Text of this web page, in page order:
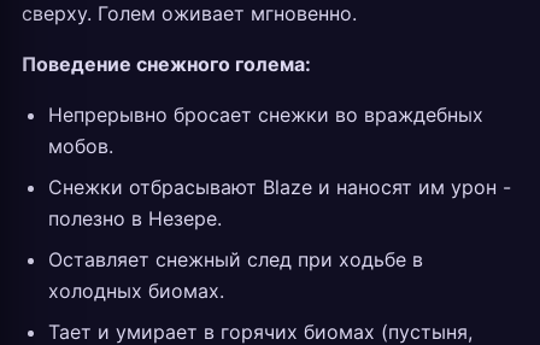
сверху. Голем оживает мгновенно.
Поведение снежного голема:
Непрерывно бросает снежки во враждебных
мобов.
Снежки отбрасывают Blaze и наносят им урон -
полезно в Незере.
Оставляет снежный след при ходьбе в
холодных биомах.
Тает и умирает в горячих биомах (пустыня,